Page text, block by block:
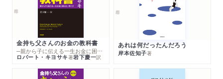
2018/02/09
週刊読書人で紹介されました。
2018/02/02
BuzzFeed JAPANで紹介されました。
2018/02/02
金持ち父さんのお金の教科書
─親から子に伝える一生お金に困らない考え方
ロバート・キヨサキ著岩下慶一訳
あれは何だったんだろう
岸本佐知子著